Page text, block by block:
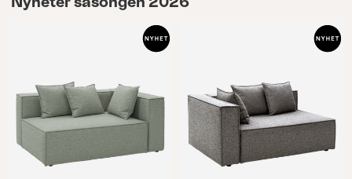
avgörande så ägna gärna en stund åt att mäta
och identifiera vilket skydd som passar dina
utemöbler. För att identifiera vilket möbelskydd
som de ska stå vid användning av möbelskydd.
Mät sedan samtliga yttermått och utgå från de
högsta och längsta måtten. Tänk på att det kan
vara svårt att hitta exakta mått, så välj den större